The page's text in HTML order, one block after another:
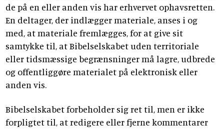
de på en eller anden vis har erhvervet ophavsretten.
En deltager, der indlægger materiale, anses i og
med, at materiale fremlægges, for at give sit
samtykke til, at Bibelselskabet uden territoriale
eller tidsmæssige begrænsninger må lagre, udbrede
og offentliggøre materialet på elektronisk eller
anden vis.
Bibelselskabet forbeholder sig ret til, men er ikke
forpligtet til, at redigere eller fjerne kommentarer